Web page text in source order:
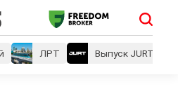
ЛРТ Выпуск JURT